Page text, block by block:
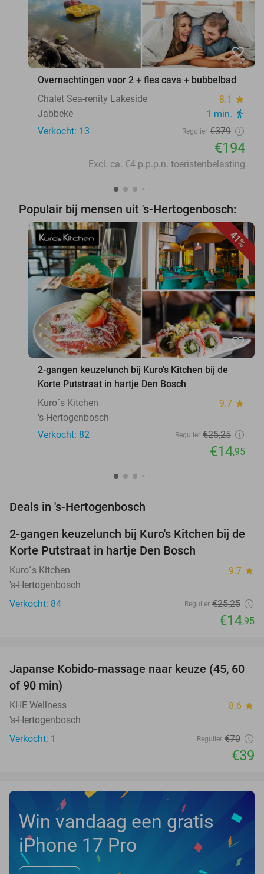
favorite_border
Overnachtingen voor 2 + fles cava + bubbelbad
Chalet Sea-renity Lakeside
8.1 star
Jabbeke 1 min. directions_walk
Verkocht: 13 Regulier €379
€194
Excl. ca. €4 p.p.p.n. toeristenbelasting
Populair bij mensen uit 's-Hertogenbosch:
41%
favorite_border
2-gangen keuzelunch bij Kuro's Kitchen bij de
Korte Putstraat in hartje Den Bosch
Kuro´s Kitchen
9.7 star
's-Hertogenbosch
Verkocht: 82
Regulier €25,25
€14,95
Deals in 's-Hertogenbosch
41%
2-gangen keuzelunch bij Kuro's Kitchen bij de
Korte Putstraat in hartje Den Bosch
Kuro´s Kitchen 9.7 star
's-Hertogenbosch
Verkocht: 84
Regulier €25,25
€14,95
44%
TODAY
Japanse Kobido-massage naar keuze (45, 60
of 90 min)
KHE Wellness 8.6 star
's-Hertogenbosch
Verkocht: 1
Regulier €70
€39
Win vandaag een gratis
iPhone 17 Pro